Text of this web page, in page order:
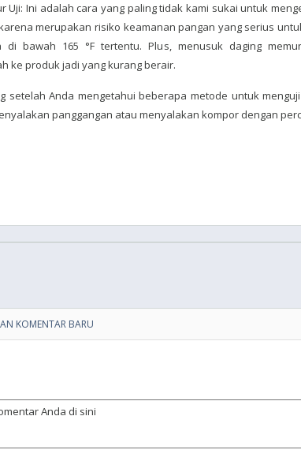
Uji: Ini adalah cara yang paling tidak kami sukai untuk
merupakan risiko keamanan pangan yang serius
di bawah 165 °F tertentu. Plus, menusuk daging
ke produk jadi yang kurang berair.
setelah Anda mengetahui beberapa metode untuk
panggangan atau menyalakan kompor dengan
KOMENTAR BARU